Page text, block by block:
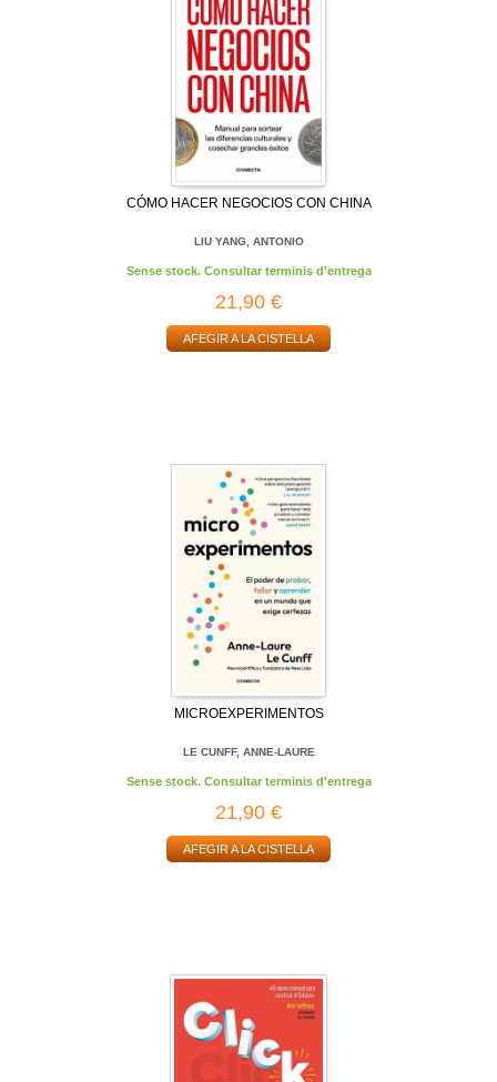
CÓMO HACER NEGOCIOS CON CHINA
LIU YANG, ANTONIO
Sense stock. Consultar terminis d'entrega
21,90 €
AFEGIR A LA CISTELLA
MICROEXPERIMENTOS
LE CUNFF, ANNE-LAURE
Sense stock. Consultar terminis d'entrega
21,90 €
AFEGIR A LA CISTELLA